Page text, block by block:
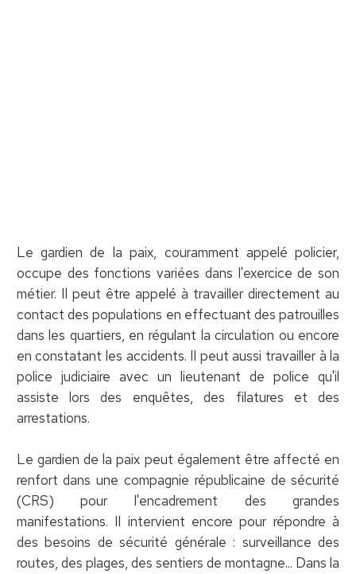
Le gardien de la paix, couramment appelé policier,
occupe des fonctions variées dans l'exercice de son
métier. Il peut être appelé à travailler directement au
contact des populations en effectuant des patrouilles
dans les quartiers, en régulant la circulation ou encore
en constatant les accidents. Il peut aussi travailler à la
police judiciaire avec un lieutenant de police qu'il
assiste lors des enquêtes, des filatures et des
arrestations.
Le gardien de la paix peut également être affecté en
renfort dans une compagnie républicaine de sécurité
(CRS) pour l'encadrement des grandes
manifestations. Il intervient encore pour répondre à
des besoins de sécurité générale : surveillance des
routes, des plages, des sentiers de montagne... Dans la